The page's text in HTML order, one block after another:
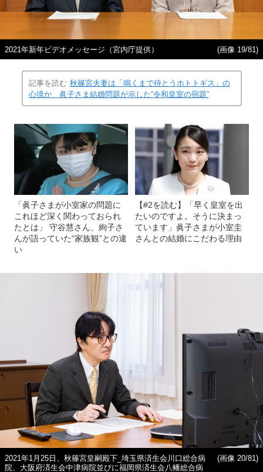
2021年新年ビデオメッセージ（宮内庁提供） (画像 19/81)
記事を読む 秋篠宮夫妻は「鳴くまで待とうホトトギス」の
心境か 眞子さま結婚問題が示した“令和皇室の宿題”
「眞子さまが小室家の問題に
これほど深く関わっておられ
たとは」 守谷慧さん、絢子さ
んが語っていた“家族観”との違
い
【#2を読む】「早く皇室を出
たいのですよ。そうに決まっ
ています」眞子さまが小室圭
さんとの結婚にこだわる理由
2021年1月25日、秋篠宮皇嗣殿下_埼玉県済生会川口総合病
院、大阪府済生会中津病院並びに福岡県済生会八幡総合病
(画像 20/81)